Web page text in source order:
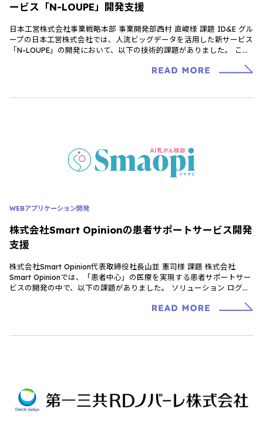
ービス「N-LOUPE」開発支援
日本工営株式会社事業戦略本部 事業開発部西村 直峻様 課題 ID&E グル
ープの日本工営株式会社では、人流ビッグデータを活用した新サービス
「N-LOUPE」の開発において、以下の技術的課題がありました。 これ
WEBアプリケーション開発
株式会社Smart Opinionの患者サポートサービス開発
支援
株式会社Smart Opinion代表取締役社長山並 憲司様 課題 株式会社
Smart Opinionでは、「患者中心」の医療を実現する患者サポートサー
ビスの開発の中で、以下の課題がありました。 ソリューション ログビ